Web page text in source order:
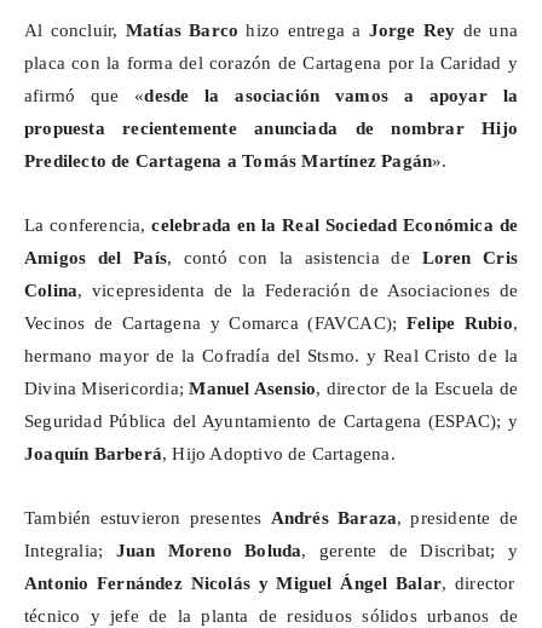
Al concluir, Matías Barco hizo entrega a Jorge Rey de una
placa con la forma del corazón de Cartagena por la Caridad y
afirmó que «desde la asociación vamos a apoyar la
propuesta recientemente anunciada de nombrar Hijo
Predilecto de Cartagena a Tomás Martínez Pagán».
La conferencia,celebrada en la Real Sociedad Económica de
Amigos del País, contó con la asistencia de Loren Cris
Colina, vicepresidenta de la Federación de Asociaciones de
Vecinos de Cartagena y Comarca (FAVCAC); Felipe Rubio,
hermano mayor de la Cofradía del Stsmo. y Real Cristo de la
Divina Misericordia; Manuel Asensio, director de la Escuela de
Seguridad Pública del Ayuntamiento de Cartagena (ESPAC); y
Joaquín Barberá, Hijo Adoptivo de Cartagena.
También estuvieron presentes Andrés Baraza, presidente de
Integralia; Juan Moreno Boluda, gerente deDiscribat; y
Antonio Fernández Nicolás y Miguel Ángel Balar, director
técnico y jefe de la planta de residuos sólidos urbanos de